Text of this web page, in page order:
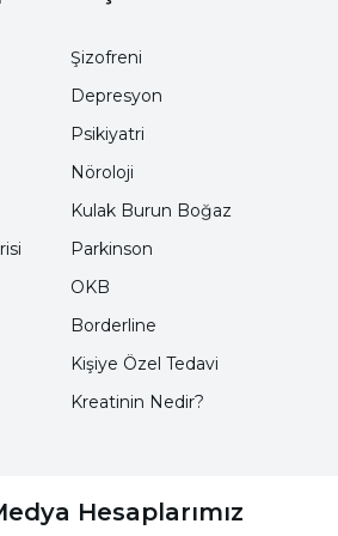
artışında ve iyi hissetmede
Belirtileri
belirtileri,eksikliği
göre farklılık gösterir.
tanımak ve hormon
Kortizol, stres
gelen ve böbrek üstü bezler
hormon olarak bilinir.
protein, karbonhidrat ve yağ
Şizofreni
Depresyon
Psikiyatri
Nöroloji
Kulak Burun Boğaz
Parkinson
OKB
Borderline
Kişiye Özel Tedavi
Kreatinin Nedir?
Hesaplarımız